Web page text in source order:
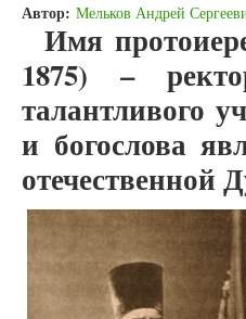
Автор: Мельков Андрей
Имя
1875) –
талантливого
и богослова
отечественной